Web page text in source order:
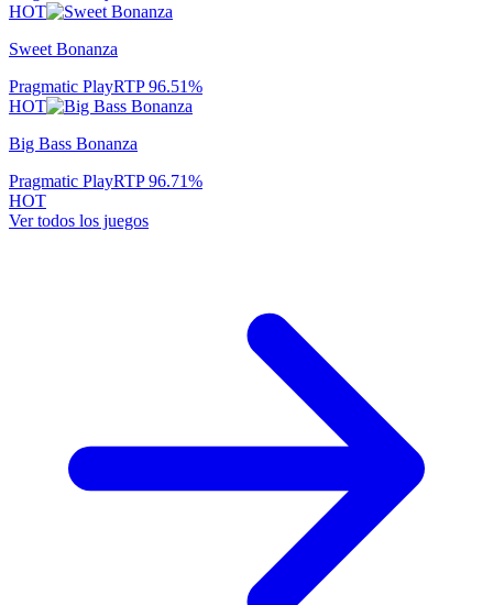
HOT
Sweet Bonanza
Pragmatic PlayRTP96.51%
HOT
Big Bass Bonanza
Pragmatic PlayRTP96.71%
HOT
Ver todos los juegos